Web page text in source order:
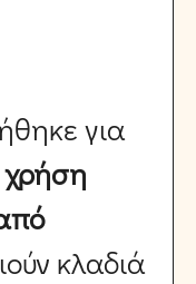
για
κλαδιά